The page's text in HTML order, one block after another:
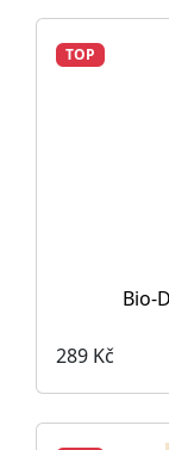
TOP
Bio-
289 Kč